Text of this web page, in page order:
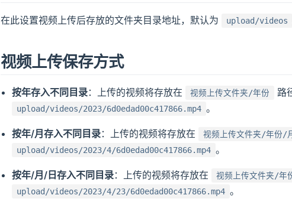
在此设置视频上传后存放的文件夹目录地址，默认为 upload/videos
视频上传保存方式
按年存入不同目录：上传的视频将存放在 视频上传文件夹/年份 路
upload/videos/2023/6d0edad00c417866.mp4 。
按年/月存入不同目录：上传的视频将存放在 视频上传文件夹/年份/
upload/videos/2023/4/6d0edad00c417866.mp4 。
按年/月/日存入不同目录：上传的视频将存放在 视频上传文件夹/
upload/videos/2023/4/23/6d0edad00c417866.mp4 。